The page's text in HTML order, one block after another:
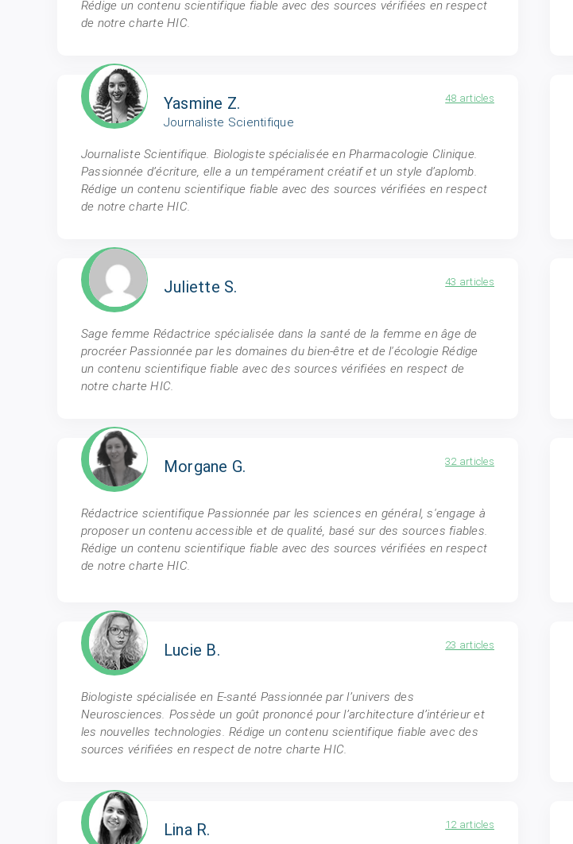
Rédige un contenu scientifique fiable avec des sources vérifiées en respect
de notre charte HIC.
Yasmine Z.
Journaliste Scientifique
48 articles
Journaliste Scientifique. Biologiste spécialisée en Pharmacologie Clinique.
Passionnée d’écriture, elle a un tempérament créatif et un style d’aplomb.
Rédige un contenu scientifique fiable avec des sources vérifiées en respect
de notre charte HIC.
Juliette S. 43 articles
Sage femme Rédactrice spécialisée dans la santé de la femme en âge de
procréer Passionnée par les domaines du bien-être et de l'écologie Rédige
un contenu scientifique fiable avec des sources vérifiées en respect de
notre charte HIC.
Morgane G. 32 articles
Rédactrice scientifique Passionnée par les sciences en général, s'engage à
proposer un contenu accessible et de qualité, basé sur des sources fiables.
Rédige un contenu scientifique fiable avec des sources vérifiées en respect
de notre charte HIC.
Lucie B. 23 articles
Biologiste spécialisée en E-santé Passionnée par l’univers des
Neurosciences. Possède un goût prononcé pour l’architecture d’intérieur et
les nouvelles technologies. Rédige un contenu scientifique fiable avec des
sources vérifiées en respect de notre charte HIC.
Lina R. 12 articles